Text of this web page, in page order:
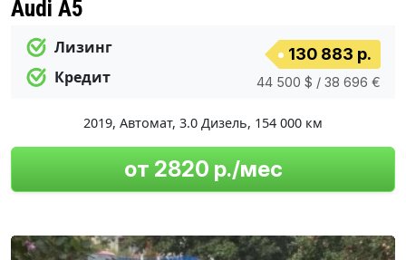
Audi A5
Лизинг
Кредит
130 883 р.
44 500 $ / 38 696 €
2019, Автомат, 3.0 Дизель, 154 000 км
от 2820 р./мес